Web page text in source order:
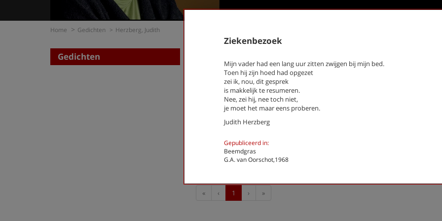
Home Gedichten Herzberg, Judith
Gedichten
op dichter / titel gedicht
op thema
Herzberg, Judith
«First ‹Previous
1 ›Next»Last
Ziekenbezoek
Mijn vader had een lang uur zitten zwijgen bij mijn bed.
Toen hij zijn hoed had opgezet
zei ik, nou, dit gesprek
is makkelijk te resumeren.
Nee, zei hij, nee toch niet,
je moet het maar eens proberen.
Judith Herzberg
Gepubliceerd in:
Beemdgras
G.A. van Oorschot,1968